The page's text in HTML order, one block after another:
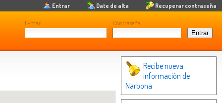
E-mail Contraseña
Entrar Date de alta Recuperar contraseña
Recibe nueva
información de
Narbona